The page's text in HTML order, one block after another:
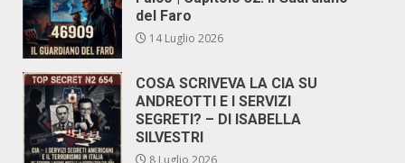
del Faro
14 Luglio 2026
COSA SCRIVEVA LA CIA SU
ANDREOTTI E I SERVIZI
SEGRETI? – DI ISABELLA
SILVESTRI
8 Luglio 2026